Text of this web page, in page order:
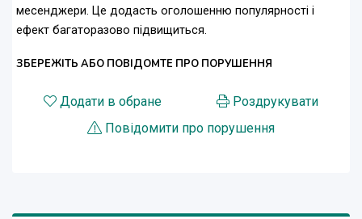
месенджери. Це додасть оголошенню популярності і
ефект багаторазово підвищиться.
ЗБЕРЕЖІТЬ АБО ПОВІДОМТЕ ПРО ПОРУШЕННЯ
Додати в обране
Роздрукувати
Повідомити про порушення